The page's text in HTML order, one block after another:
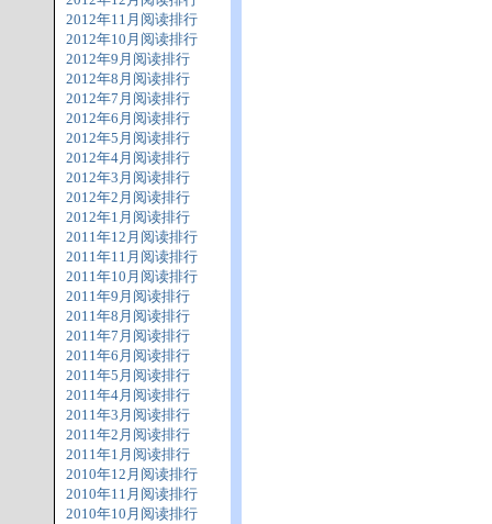
2012年11月阅读排行
2012年10月阅读排行
2012年9月阅读排行
2012年8月阅读排行
2012年7月阅读排行
2012年6月阅读排行
2012年5月阅读排行
2012年4月阅读排行
2012年3月阅读排行
2012年2月阅读排行
2012年1月阅读排行
2011年12月阅读排行
2011年11月阅读排行
2011年10月阅读排行
2011年9月阅读排行
2011年8月阅读排行
2011年7月阅读排行
2011年6月阅读排行
2011年5月阅读排行
2011年4月阅读排行
2011年3月阅读排行
2011年2月阅读排行
2011年1月阅读排行
2010年12月阅读排行
2010年11月阅读排行
2010年10月阅读排行